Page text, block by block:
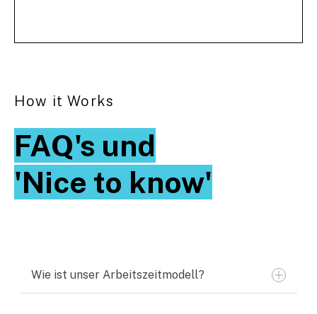
How it Works
FAQ's und
'Nice to know'
Wie ist unser Arbeitszeitmodell?